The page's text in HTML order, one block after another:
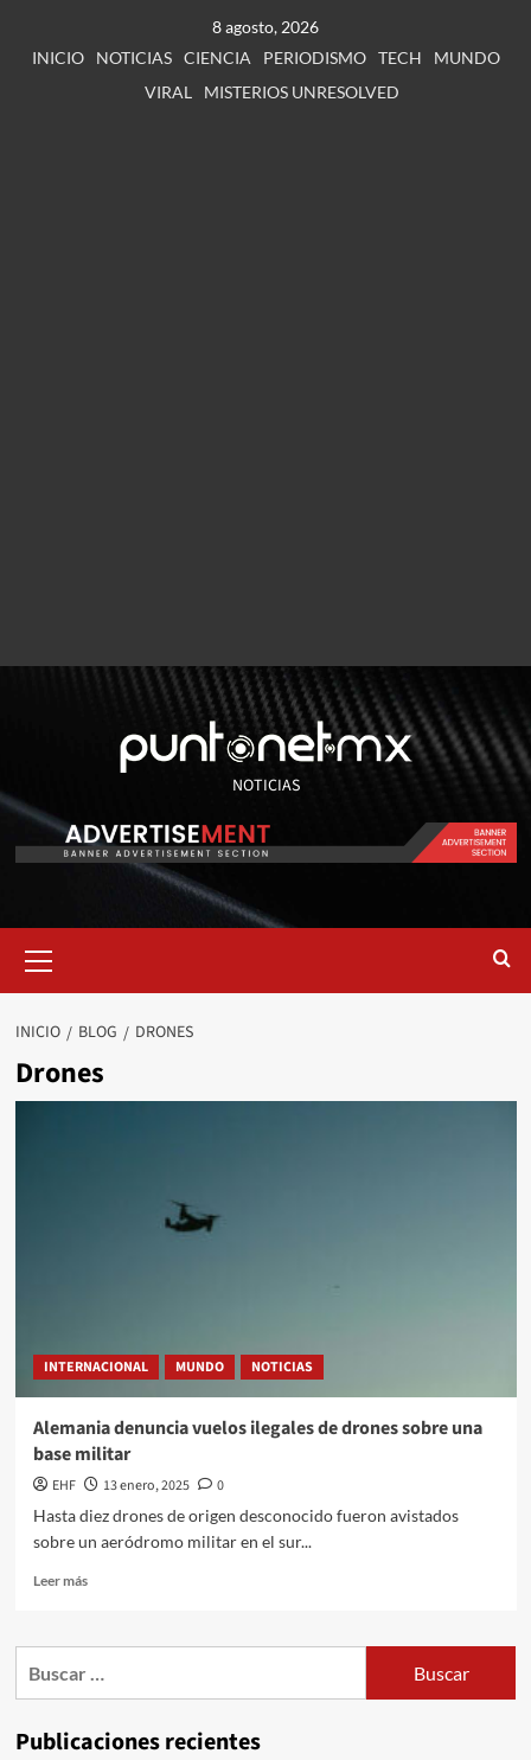
8 agosto, 2026
INICIO
NOTICIAS CIENCIA PERIODISMO TECH
MUNDO
VIRAL
MISTERIOS UNRESOLVED
NOTICIAS
INICIO BLOG DRONES
Drones
INTERNACIONAL MUNDO NOTICIAS
Alemania denuncia vuelos ilegales de drones sobre una
base militar
EHF 13 enero, 2025
0
Hasta diez drones de origen desconocido fueron avistados
sobre un aeródromo militar en el sur...
Leer más
Publicaciones recientes